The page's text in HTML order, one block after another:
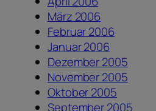
März 2006
Februar 2006
Januar 2006
Dezember 2005
November 2005
Oktober 2005
September 2005